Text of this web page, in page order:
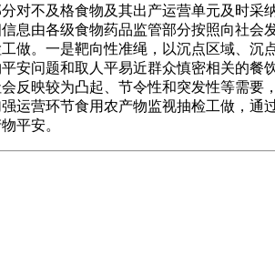
对不及格食物及其出产运营单元及时采
息由各级食物药品监管部分按照向社
做。一是靶向性准绳，以沉点区域、
安问题和取人平易近群众慎密相关的
反映较为凸起、节令性和突发性等需
运营环节食用农产物监视抽检工做，
平安。